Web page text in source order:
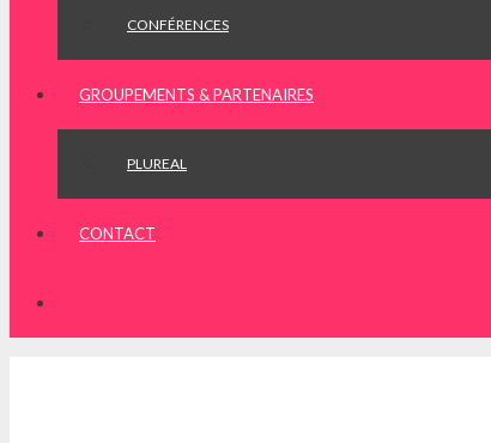
CONFÉRENCES
GROUPEMENTS & PARTENAIRES
PLUREAL
CONTACT